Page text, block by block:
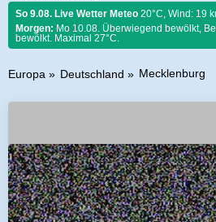
So 9.08. Live Wetter Meteo 20°C, Wind: 19
Morgen: Mo 10.08. Überwiegend bewölkt,
bewölkt. Maximal 27°C.
Europa Deutschland Mecklenburg